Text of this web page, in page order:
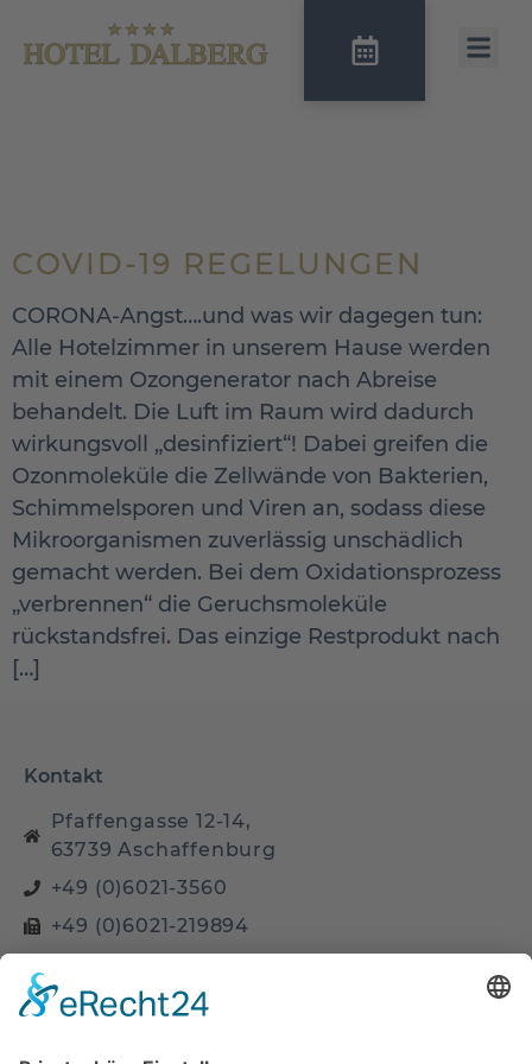
COVID-19 REGELUNGEN
CORONA-Angst….und was wir dagegen tun:
Alle Hotelzimmer in unserem Hause werden
mit einem Ozongenerator nach Abreise
behandelt. Die Luft im Raum wird dadurch
wirkungsvoll „desinfiziert“! Dabei greifen die
Ozonmoleküle die Zellwände von Bakterien,
Schimmelsporen und Viren an, sodass diese
Mikroorganismen zuverlässig unschädlich
gemacht werden. Bei dem Oxidationsprozess
„verbrennen“ die Geruchsmoleküle
rückstandsfrei. Das einzige Restprodukt nach
[…]
Kontakt
Pfaffengasse 12-14,
63739 Aschaffenburg
+49 (0)6021-3560
+49 (0)6021-219894